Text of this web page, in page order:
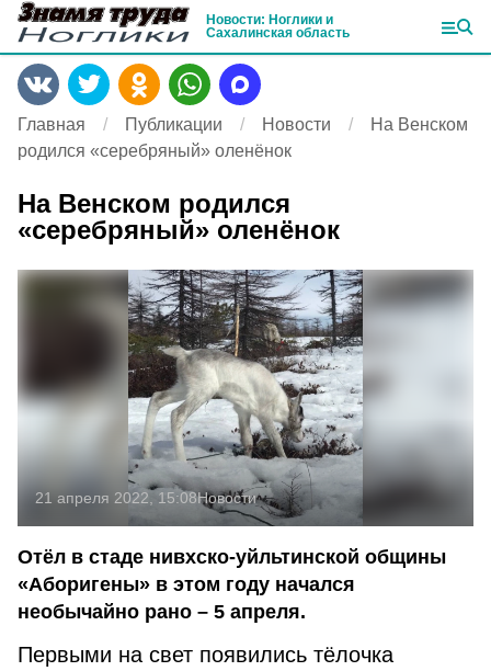
Новости: Ноглики и
Сахалинская область
Главная Публикации Новости
На Венском
родился «серебряный» оленёнок
На Венском родился
«серебряный» оленёнок
21 апреля 2022, 15:08Новости
Отёл в стаде нивхско-уйльтинской общины
«Аборигены» в этом году начался
необычайно рано – 5 апреля.
Первыми на свет появились тёлочка